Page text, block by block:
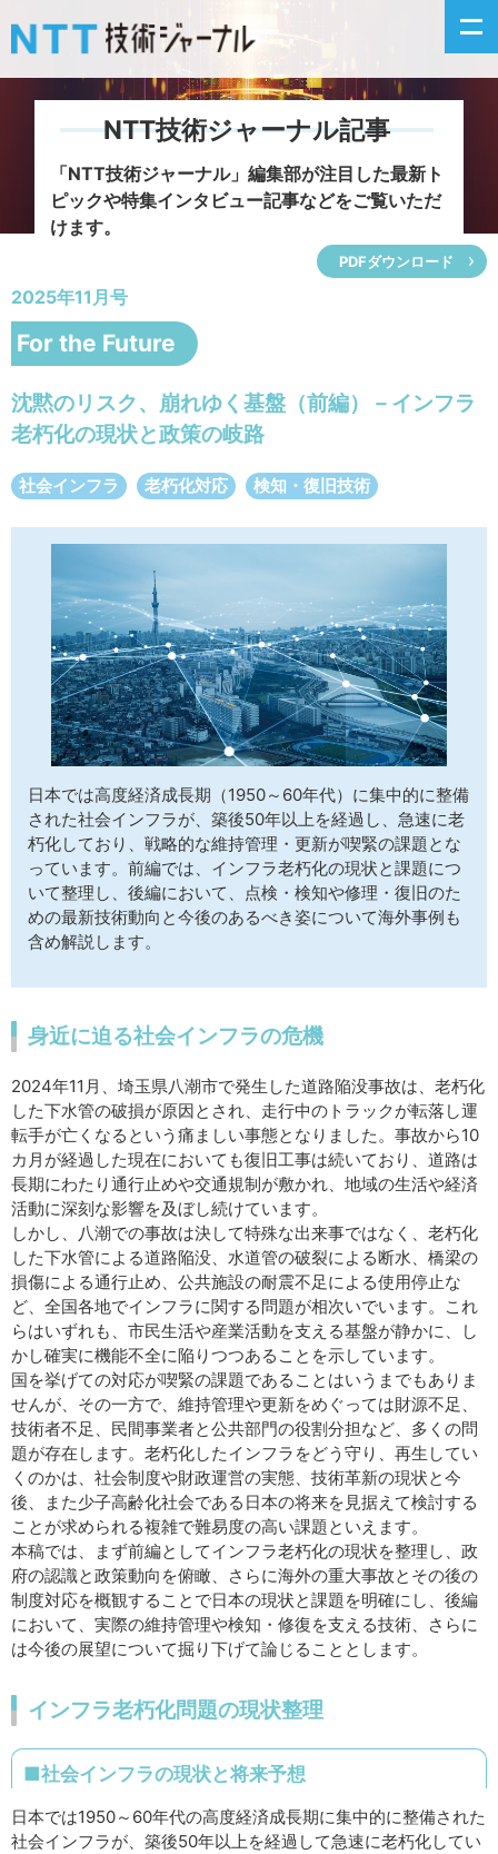
新着情報
イベントカレンダー
問い合わせ
サイトマップ
NTT技術ジャーナル記事
「NTT技術ジャーナル」編集部が注目した最新ト
ピックや特集インタビュー記事などをご覧いただ
けます。
PDFダウンロード
2025年11月号
For the Future
沈黙のリスク、崩れゆく基盤（前編）－インフラ
老朽化の現状と政策の岐路
社会インフラ 老朽化対応 検知・復旧技術
日本では高度経済成長期（1950～60年代）に集中的に整備
された社会インフラが、築後50年以上を経過し、急速に老
朽化しており、戦略的な維持管理・更新が喫緊の課題とな
っています。前編では、インフラ老朽化の現状と課題につ
いて整理し、後編において、点検・検知や修理・復旧のた
めの最新技術動向と今後のあるべき姿について海外事例も
含め解説します。
身近に迫る社会インフラの危機
2024年11月、埼玉県八潮市で発生した道路陥没事故は、老朽化
した下水管の破損が原因とされ、走行中のトラックが転落し運
転手が亡くなるという痛ましい事態となりました。事故から10
カ月が経過した現在においても復旧工事は続いており、道路は
長期にわたり通行止めや交通規制が敷かれ、地域の生活や経済
活動に深刻な影響を及ぼし続けています。
しかし、八潮での事故は決して特殊な出来事ではなく、老朽化
した下水管による道路陥没、水道管の破裂による断水、橋梁の
損傷による通行止め、公共施設の耐震不足による使用停止な
ど、全国各地でインフラに関する問題が相次いでいます。これ
らはいずれも、市民生活や産業活動を支える基盤が静かに、し
かし確実に機能不全に陥りつつあることを示しています。
国を挙げての対応が喫緊の課題であることはいうまでもありま
せんが、その一方で、維持管理や更新をめぐっては財源不足、
技術者不足、民間事業者と公共部門の役割分担など、多くの問
題が存在します。老朽化したインフラをどう守り、再生してい
くのかは、社会制度や財政運営の実態、技術革新の現状と今
後、また少子高齢化社会である日本の将来を見据えて検討する
ことが求められる複雑で難易度の高い課題といえます。
本稿では、まず前編としてインフラ老朽化の現状を整理し、政
府の認識と政策動向を俯瞰、さらに海外の重大事故とその後の
制度対応を概観することで日本の現状と課題を明確にし、後編
において、実際の維持管理や検知・修復を支える技術、さらに
は今後の展望について掘り下げて論じることとします。
インフラ老朽化問題の現状整理
■社会インフラの現状と将来予想
日本では1950～60年代の高度経済成長期に集中的に整備された
社会インフラが、築後50年以上を経過して急速に老朽化してい